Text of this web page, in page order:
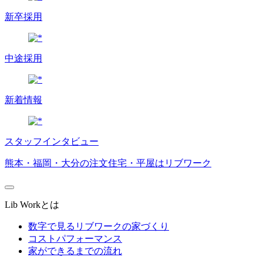
新卒採用
中途採用
新着情報
スタッフインタビュー
熊本・福岡・大分の注文住宅・平屋はリブワーク
Lib Workとは
数字で見るリブワークの家づくり
コストパフォーマンス
家ができるまでの流れ